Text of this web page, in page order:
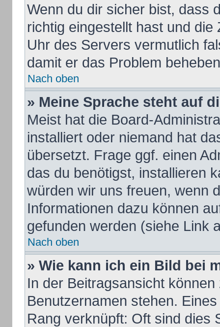
Wenn du dir sicher bist, dass
richtig eingestellt hast und
Uhr des Servers vermutlich
damit er das Problem
Nach oben
» Meine Sprache steht auf
Meist hat die Board-
installiert oder niemand hat
übersetzt. Frage ggf. einen
das du benötigst, installieren
würden wir uns freuen, wenn
Informationen dazu können
gefunden werden (siehe Link
Nach oben
» Wie kann ich ein Bild bei
In der Beitragsansicht
Benutzernamen stehen.
Rang verknüpft: Oft sind dies